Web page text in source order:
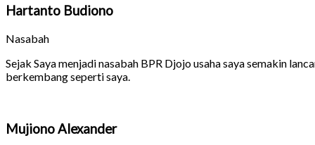
Hartanto Budiono
Nasabah
Sejak Saya menjadi nasabah BPR Djojo usaha saya semakin
berkembang seperti saya.
Mujiono Alexander